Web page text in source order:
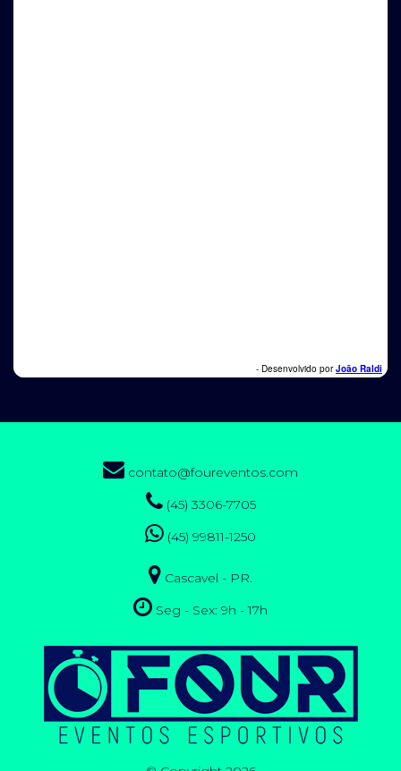
contato@foureventos.com
(45) 3306-7705
(45) 99811-1250
Cascavel - PR.
Seg - Sex: 9h - 17h